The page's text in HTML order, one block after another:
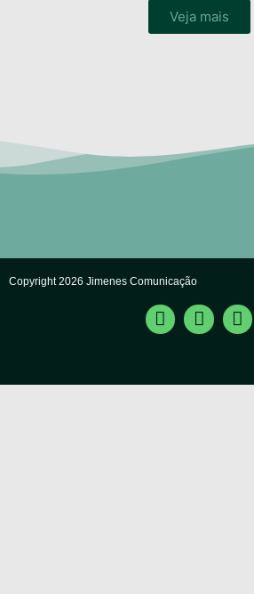
Veja mais
Copyright 2026 Jimenes Comunicação